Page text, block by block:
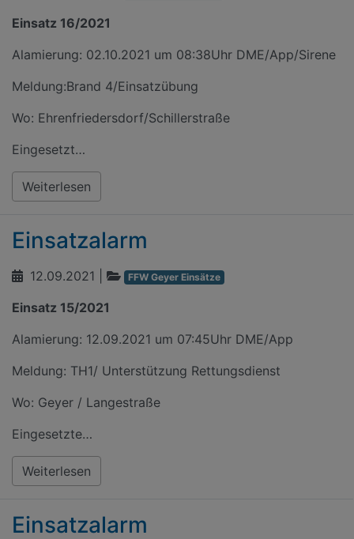
Einsatz 16/2021
Alamierung: 02.10.2021 um 08:38Uhr DME/App/Sirene
Meldung:Brand 4/Einsatzübung
Wo: Ehrenfriedersdorf/Schillerstraße
Eingesetzt…
Weiterlesen
Einsatzalarm
12.09.2021 FFW Geyer Einsätze
Einsatz 15/2021
Alamierung: 12.09.2021 um 07:45Uhr DME/App
Meldung: TH1/ Unterstützung Rettungsdienst
Wo: Geyer / Langestraße
Eingesetzte…
Weiterlesen
Einsatzalarm